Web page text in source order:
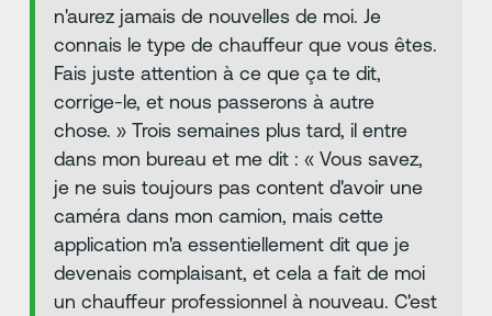
n'aurez jamais de nouvelles de moi. Je
connais le type de chauffeur que vous êtes.
Fais juste attention à ce que ça te dit,
corrige-le, et nous passerons à autre
chose. » Trois semaines plus tard, il entre
dans mon bureau et me dit : « Vous savez,
je ne suis toujours pas content d'avoir une
caméra dans mon camion, mais cette
application m'a essentiellement dit que je
devenais complaisant, et cela a fait de moi
un chauffeur professionnel à nouveau. C'est